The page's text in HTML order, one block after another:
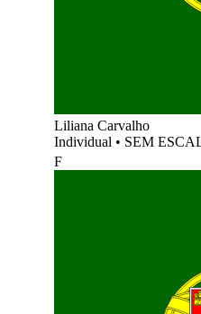
Liliana Carvalho
Individual • SEM
F